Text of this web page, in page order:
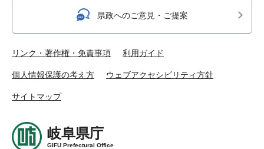
県政へのご意見・ご提案
リンク・著作権・免責事項 利用ガイド
個人情報保護の考え方 ウェブアクセシビリティ方針
サイトマップ
岐阜県庁
GIFU Prefectural Office